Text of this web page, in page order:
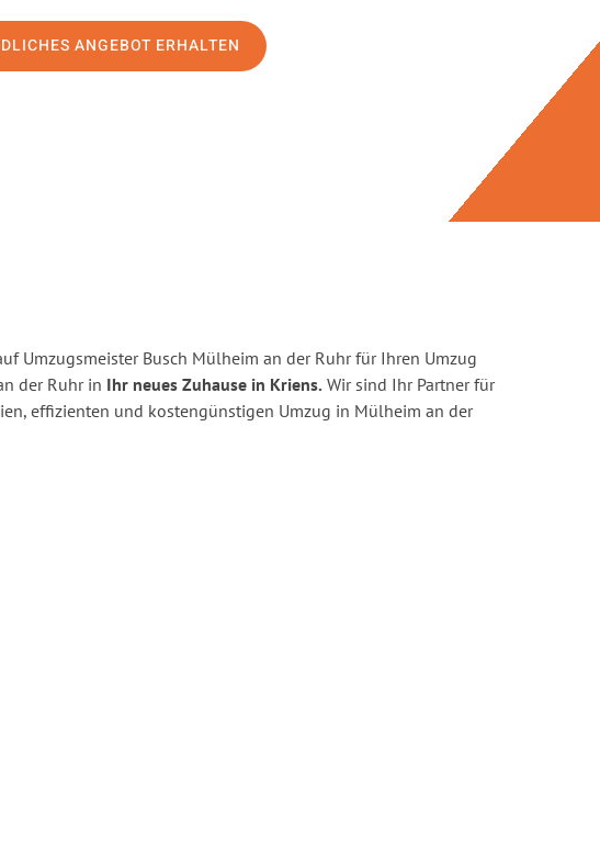
ANGEBOT ERHALTEN
Umzugsmeister Busch Mülheim an der Ruhr für Ihren Umzug
der Ruhr in Ihr neues Zuhause in Kriens. Wir sind Ihr Partner für
effizienten und kostengünstigen Umzug in Mülheim an der